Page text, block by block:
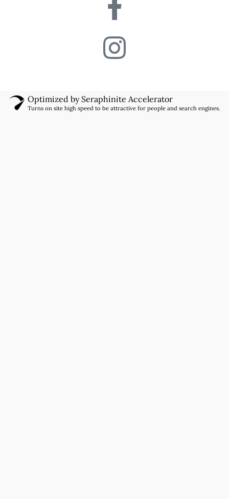
Optimized by Seraphinite Accelerator
Turns on site high speed to be attractive for people and search engines.